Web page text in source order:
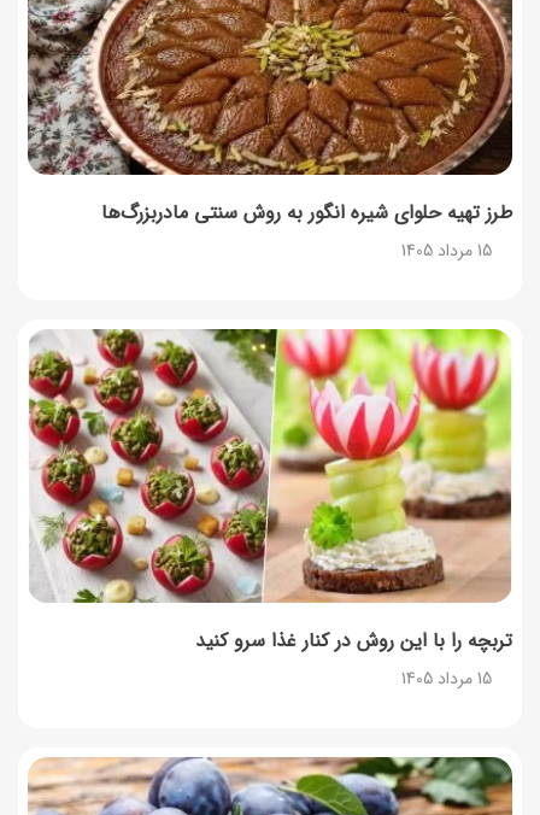
طرز تهیه حلوای شیره انگور به روش سنتی مادربزرگ‌ها
15 مرداد 1405
تربچه را با این روش در کنار غذا سرو کنید
15 مرداد 1405